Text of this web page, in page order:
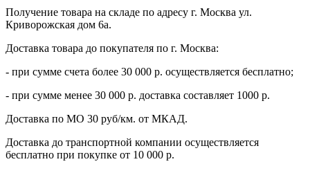
Получение товара на складе по адресу г. Москва ул.
Криворожская дом 6а.
Доставка товара до покупателя по г. Москва:
- при сумме счета более 30 000 р. осуществляется бесплатно;
- при сумме менее 30 000 р. доставка составляет 1000 р.
Доставка по МО 30 руб/км. от МКАД.
Доставка до транспортной компании осуществляется
бесплатно при покупке от 10 000 р.